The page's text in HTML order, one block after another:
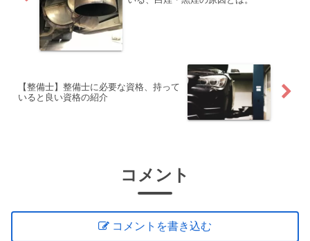
【整備士】整備士に必要な資格、持って
いると良い資格の紹介
コメント
コメントを書き込む